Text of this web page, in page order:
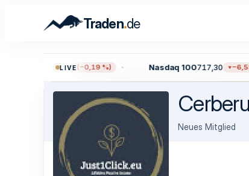
Traden.de
LIVE
−14,40 (−0,19 %) Nasdaq 100717,30 −6,55
Neues Mitglied